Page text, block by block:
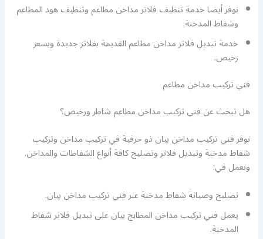
نوفر أيضا خدمة تنظيف فلاتر مداخن مطاعم وتنظيف هود المطاعم
وشفاط المدخنة.
خدمة تبديل فلاتر مداخن مطاعم القديمة بفلاتر جديدة وبسعر
رخيص.
فني تركيب مداخن مطاعم
هل تبحث عن فني تركيب مداخن مطاعم شاطر ورخيص؟
نوفر فني تركيب مداخن بيان ذو حرفية في تركيب مداخن وتركيب
شفاط مدخنة وتبديل فلاتر وتصليح كافة أنواع الشفاطات والمداخن.
ونعمل في:
تصليح وصيانة شفاط مدخنة عبر فني تركيب مداخن بيان.
يعمل فني تركيب مداخن المطابخ بيان على تبديل فلاتر شفاط
المدخنة.